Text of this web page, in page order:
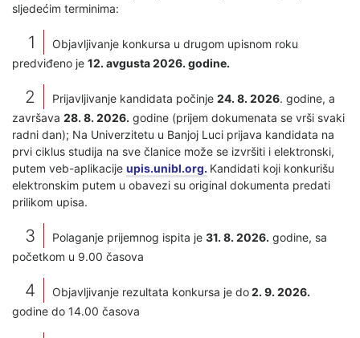
sljedećim terminima:
Objavljivanje konkursa u drugom upisnom roku
predviđeno je 12. avgusta 2026. godine.
Prijavljivanje kandidata počinje 24. 8. 2026. godine, a
završava 28. 8. 2026. godine (prijem dokumenata se vrši svaki
radni dan); Na Univerzitetu u Banjoj Luci prijava kandidata na
prvi ciklus studija na sve članice može se izvršiti i elektronski,
putem veb-aplikacije upis.unibl.org. Kandidati koji konkurišu
elektronskim putem u obavezi su original dokumenta predati
prilikom upisa.
Polaganje prijemnog ispita je 31. 8. 2026. godine, sa
početkom u 9.00 časova
Objavljivanje rezultata konkursa je do2. 9. 2026.
godine do 14.00 časova